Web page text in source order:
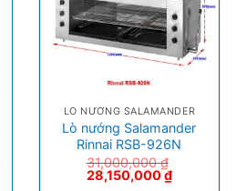
LÒ NƯỚNG SALAMANDER
Lò nướng Salamander
Rinnai RSB-926N
31,000,000₫
28,150,000₫